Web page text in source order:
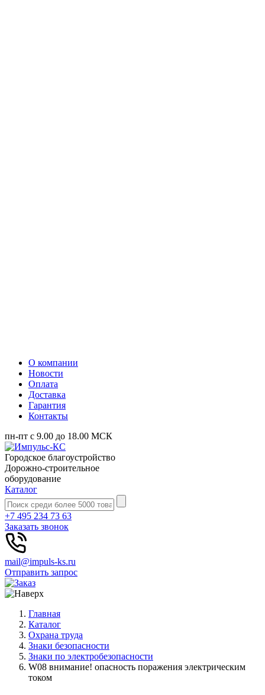
О компании
Новости
Оплата
Доставка
Гарантия
Контакты
пн-пт с 9.00 до 18.00 МСК
Городское благоустройство
Дорожно-строительное
оборудование
Каталог
+7 495 234 73 63
Заказать звонок
mail@impuls-ks.ru
Отправить запрос
Главная
Каталог
Охрана труда
Знаки безопасности
Знаки по электробезопасности
W08 внимание! опасность поражения электрическим
током